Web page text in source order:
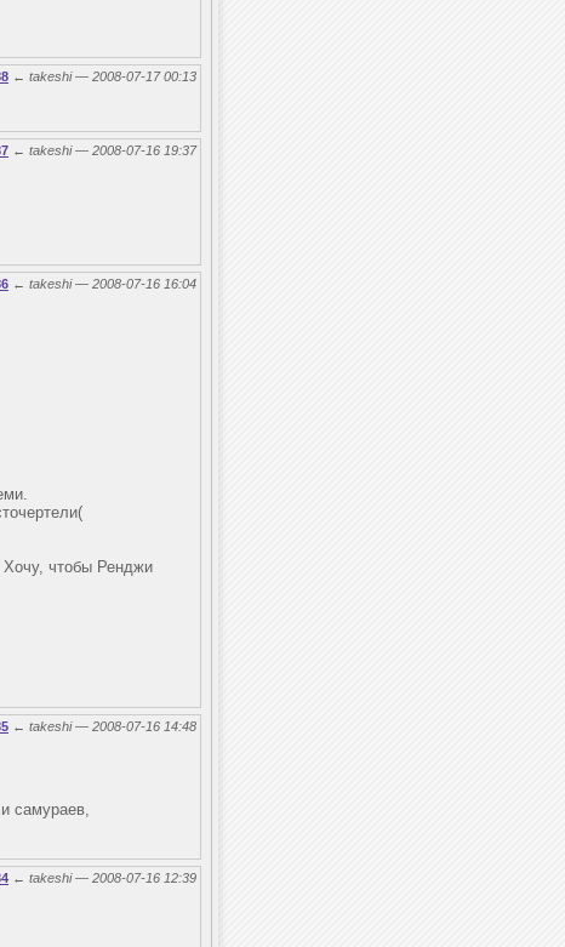
← takeshi — 2008-07-17 00:13
← takeshi — 2008-07-16 19:37
← takeshi — 2008-07-16 16:04
чтобы Ренджи
← takeshi — 2008-07-16 14:48
самураев,
← takeshi — 2008-07-16 12:39